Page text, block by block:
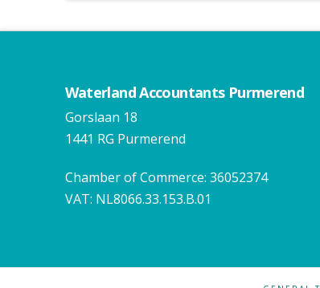
Waterland Accountants Purmerend
Gorslaan 18
1441 RG Purmerend
Chamber of Commerce: 36052374
VAT: NL8066.33.153.B.01